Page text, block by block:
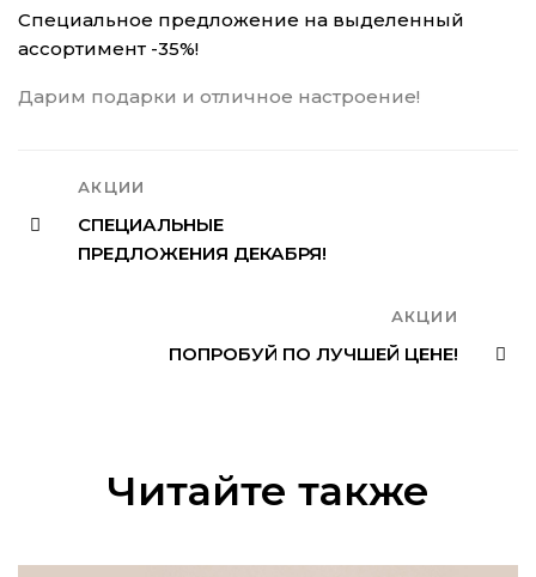
Специальное предложение на выделенный
ассортимент -35%!
Дарим подарки и отличное настроение!
АКЦИИ
СПЕЦИАЛЬНЫЕ
ПРЕДЛОЖЕНИЯ ДЕКАБРЯ!
АКЦИИ
ПОПРОБУЙ ПО ЛУЧШЕЙ ЦЕНЕ!
Читайте также